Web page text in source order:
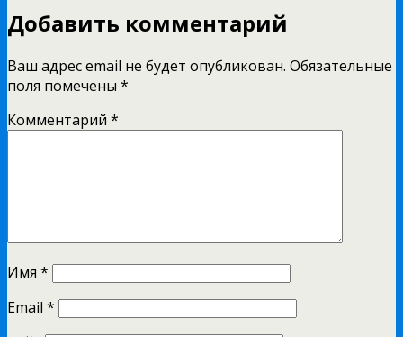
Добавить комментарий
Ваш адрес email не будет опубликован. Обязательные
поля помечены *
Комментарий *
Имя *
Email *